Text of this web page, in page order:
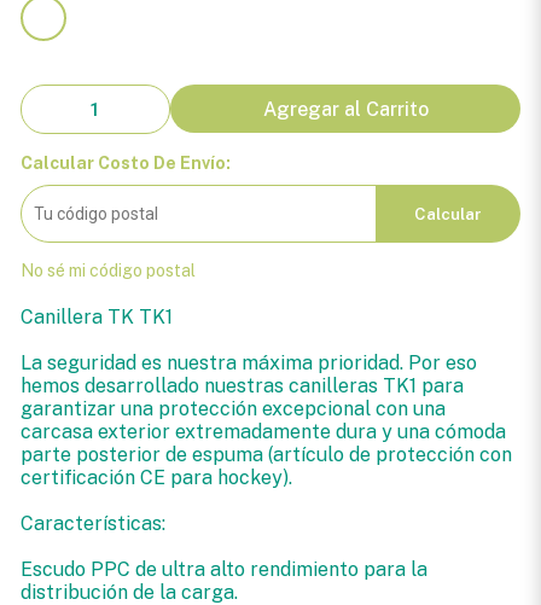
Agregar al Carrito
Calcular Costo De Envío:
Calcular
No sé mi código postal
Canillera TK TK1
La seguridad es nuestra máxima prioridad. Por eso
hemos desarrollado nuestras canilleras TK1 para
garantizar una protección excepcional con una
carcasa exterior extremadamente dura y una cómoda
parte posterior de espuma (artículo de protección con
certificación CE para hockey).
Características:
Escudo PPC de ultra alto rendimiento para la
distribución de la carga.